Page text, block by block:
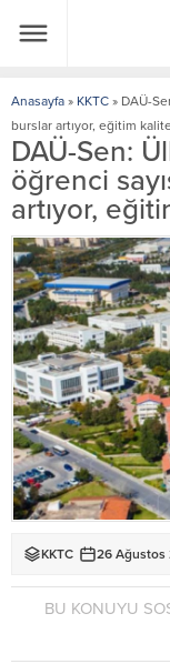
Anasayfa » KKTC » DAÜ-
burslar artıyor, eğitim
DAÜ-Sen:
öğrenci
artıyor,
KKTC 26 Ağustos
BU KONUYU